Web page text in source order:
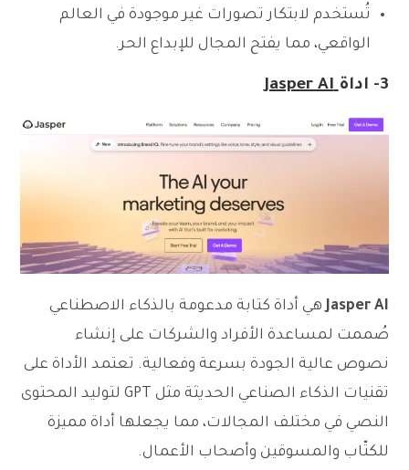
تُستخدم لابتكار تصورات غير موجودة في العالم
الواقعي، مما يفتح المجال للإبداع الحر.
3- اداة Jasper AI
Jasper AIهي أداة كتابة مدعومة بالذكاء الاصطناعي
صُممت لمساعدة الأفراد والشركات على إنشاء
نصوص عالية الجودة بسرعة وفعالية. تعتمد الأداة على
تقنيات الذكاء الصناعي الحديثة مثل GPT لتوليد المحتوى
النصي في مختلف المجالات، مما يجعلها أداة مميزة
للكتّاب والمسوقين وأصحاب الأعمال.